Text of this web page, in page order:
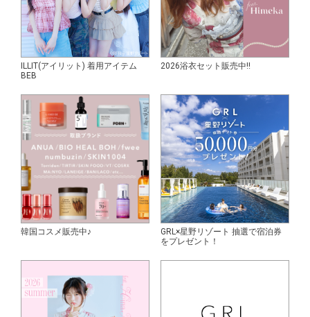
ILLIT(アイリット) 着用アイテム
BEB
2026浴衣セット販売中!!
韓国コスメ販売中♪
GRL×星野リゾート 抽選で宿泊券
をプレゼント！